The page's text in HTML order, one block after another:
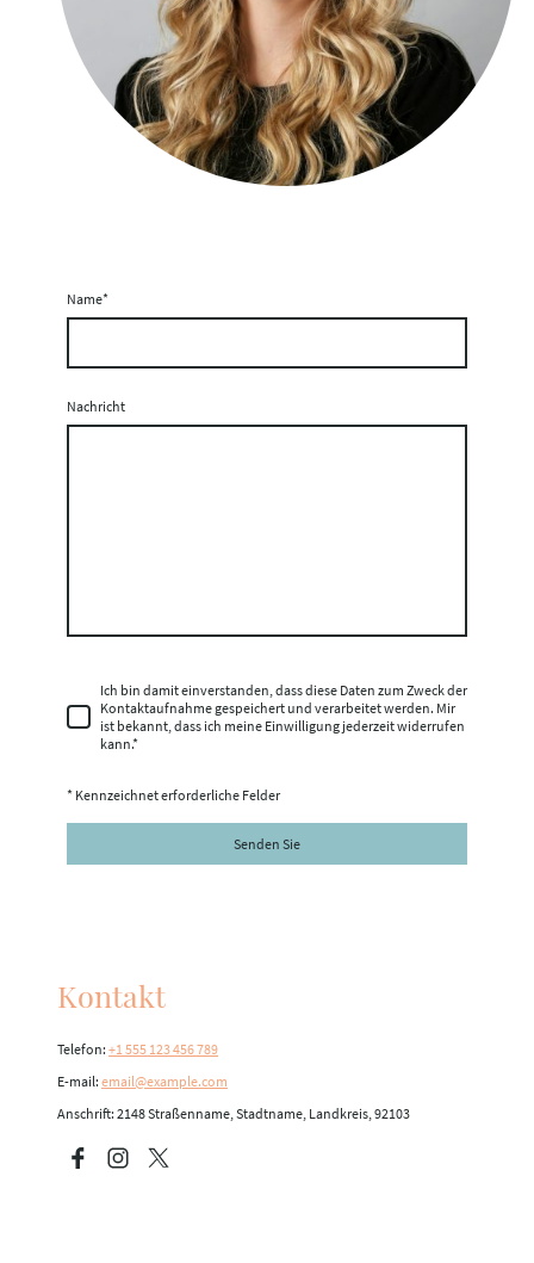
Name*
Nachricht
Ich bin damit einverstanden, dass diese Daten zum Zweck der
Kontaktaufnahme gespeichert und verarbeitet werden. Mir
ist bekannt, dass ich meine Einwilligung jederzeit widerrufen
kann.*
* Kennzeichnet erforderliche Felder
Senden Sie
Kontakt
Telefon: +1 555 123 456 789
E-mail: email@example.com
Anschrift: 2148 Straßenname, Stadtname, Landkreis, 92103